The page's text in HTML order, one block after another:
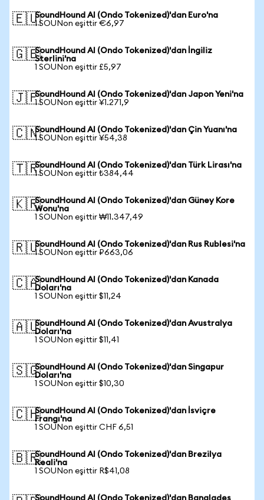
🇪🇺SoundHound AI (Ondo Tokenized)'dan Euro'na
1 SOUNon eşittir €6,97
🇬🇧SoundHound AI (Ondo Tokenized)'dan İngiliz
Sterlini'na
1 SOUNon eşittir £5,97
🇯🇵SoundHound AI (Ondo Tokenized)'dan Japon Yeni'na
1 SOUNon eşittir ¥1.271,9
🇨🇳SoundHound AI (Ondo Tokenized)'dan Çin Yuanı'na
1 SOUNon eşittir ¥54,38
🇹🇷SoundHound AI (Ondo Tokenized)'dan Türk Lirası'na
1 SOUNon eşittir ₺384,44
🇰🇷SoundHound AI (Ondo Tokenized)'dan Güney Kore
Wonu'na
1 SOUNon eşittir ₩11.347,49
🇷🇺SoundHound AI (Ondo Tokenized)'dan Rus Rublesi'na
1 SOUNon eşittir ₽663,06
🇨🇦SoundHound AI (Ondo Tokenized)'dan Kanada
Doları'na
1 SOUNon eşittir $11,24
🇦🇺SoundHound AI (Ondo Tokenized)'dan Avustralya
Doları'na
1 SOUNon eşittir $11,41
🇸🇬SoundHound AI (Ondo Tokenized)'dan Singapur
Doları'na
1 SOUNon eşittir $10,30
🇨🇭SoundHound AI (Ondo Tokenized)'dan İsviçre
Frangı'na
1 SOUNon eşittir CHF 6,51
🇧🇷SoundHound AI (Ondo Tokenized)'dan Brezilya
Reali'na
1 SOUNon eşittir R$41,08
SoundHound AI (Ondo Tokenized)'dan Bangladeş